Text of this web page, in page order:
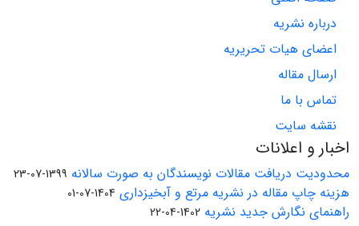
درباره نشریه
اعضای هیات تحریریه
ارسال مقاله
تماس با ما
نقشه سایت
اخبار و اعلانات
محدودیت دریافت مقالات نویسندگان به صورت سالانه 1399-07-23
هزینه چاپ مقاله در نشریه مرتع و آبخیزداری 1404-07-01
راهنمای نگارش جدید نشریه 1402-04-22